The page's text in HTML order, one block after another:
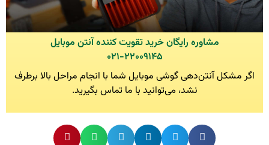
مشاوره رایگان خرید تقویت کننده آنتن موبایل
۰۲۱-۲۲۰۰۹۱۴۵
اگر مشکل آنتن‌دهی گوشی موبایل شما با انجام مراحل بالا برطرف
نشد، می‌توانید با ما تماس بگیرید.